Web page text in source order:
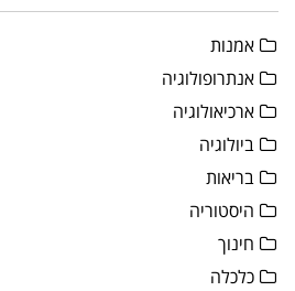
אמנות
אנתרופולוגיה
ארכיאולוגיה
ביולוגיה
בריאות
היסטוריה
חינוך
כלכלה